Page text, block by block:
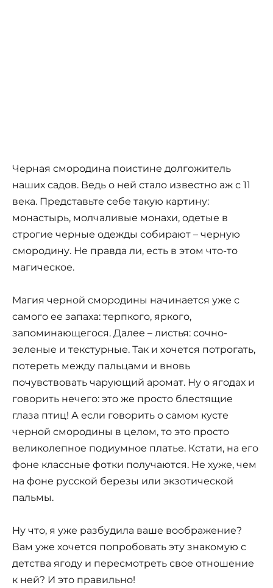
Черная смородина поистине долгожитель
наших садов. Ведь о ней стало известно аж с 11
века. Представьте себе такую картину:
монастырь, молчаливые монахи, одетые в
строгие черные одежды собирают – черную
смородину. Не правда ли, есть в этом что-то
магическое.
Магия черной смородины начинается уже с
самого ее запаха: терпкого, яркого,
запоминающегося. Далее – листья: сочно-
зеленые и текстурные. Так и хочется потрогать,
потереть между пальцами и вновь
почувствовать чарующий аромат. Ну о ягодах и
говорить нечего: это же просто блестящие
глаза птиц! А если говорить о самом кусте
черной смородины в целом, то это просто
великолепное подиумное платье. Кстати, на его
фоне классные фотки получаются. Не хуже, чем
на фоне русской березы или экзотической
пальмы.
Ну что, я уже разбудила ваше воображение?
Вам уже хочется попробовать эту знакомую с
детства ягоду и пересмотреть свое отношение
к ней? И это правильно!